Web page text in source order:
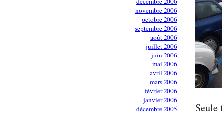
novembre 2006
octobre 2006
septembre 2006
août 2006
juillet 2006
juin 2006
mai 2006
avril 2006
mars 2006
février 2006
janvier 2006
décembre 2005
Seule